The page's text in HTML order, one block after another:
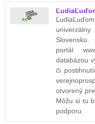
portál
databázou
či
otvorený
Môžu si tu
podporu.